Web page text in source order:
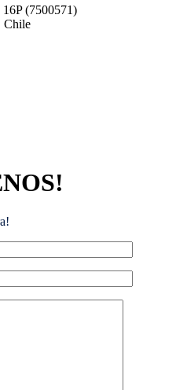
(7500571)